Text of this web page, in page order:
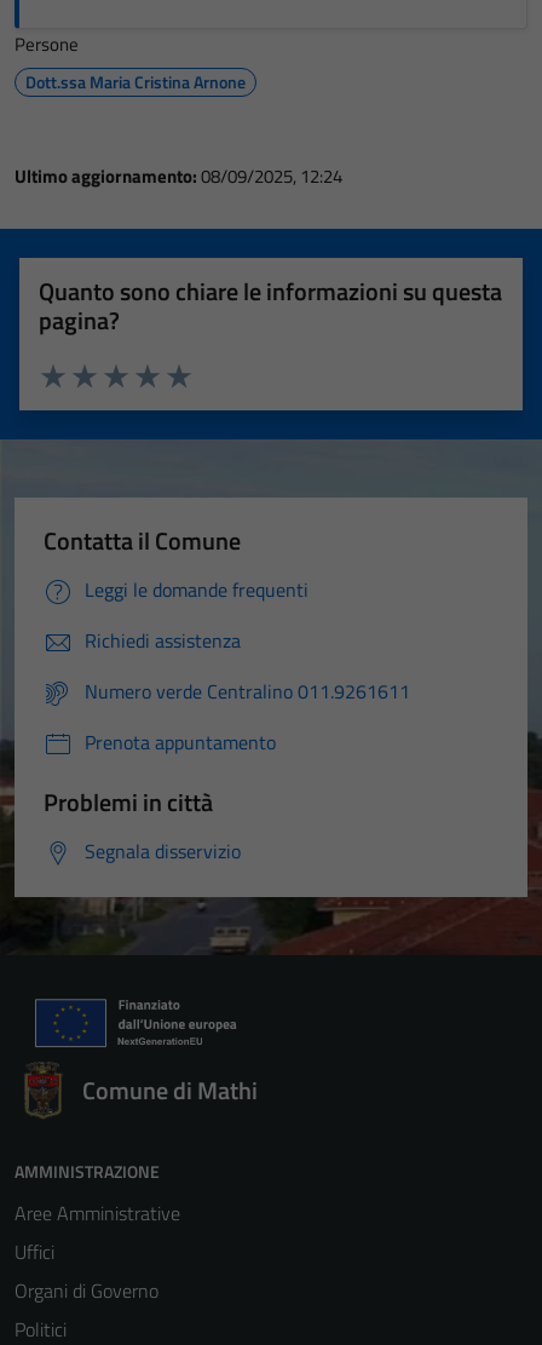
Persone
Dott.ssa Maria Cristina Arnone
Ultimo aggiornamento:08/09/2025, 12:24
Quanto sono chiare le informazioni su questa
pagina?
Valuta 5 stelle su 5
Valuta 4 stelle su 5
Valuta 3 stelle su 5
Valuta 2 stelle su 5
Valuta 1 stelle su 5
Contatta il Comune
Leggi le domande frequenti
Richiedi assistenza
Numero verde Centralino 011.9261611
Prenota appuntamento
Problemi in città
Segnala disservizio
Comune di Mathi
AMMINISTRAZIONE
Aree Amministrative
Uffici
Organi di Governo
Politici